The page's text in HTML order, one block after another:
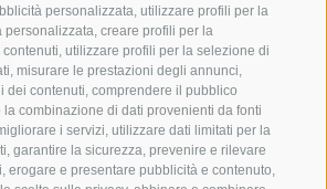
personalizzata, utilizzare profili per la
creare profili per la
utilizzare profili per la selezione di
misurare le prestazioni degli annunci,
dei contenuti, comprendere il pubblico
la combinazione di dati provenienti da fonti
i servizi, utilizzare dati limitati per la
garantire la sicurezza, prevenire e rilevare
erogare e presentare pubblicità e contenuto,
NAZIONALE DELLO STELVIO
| MAPPA DEL SITO | COOKIE POLICY | PRIVACY